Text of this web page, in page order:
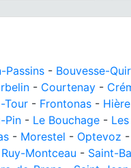
Passins - Bouvesse-
- Courtenay -
Tour - Frontonas -
Pin - Le Bouchage -
- Morestel - Optevoz -
Ruy-Montceau - Saint-